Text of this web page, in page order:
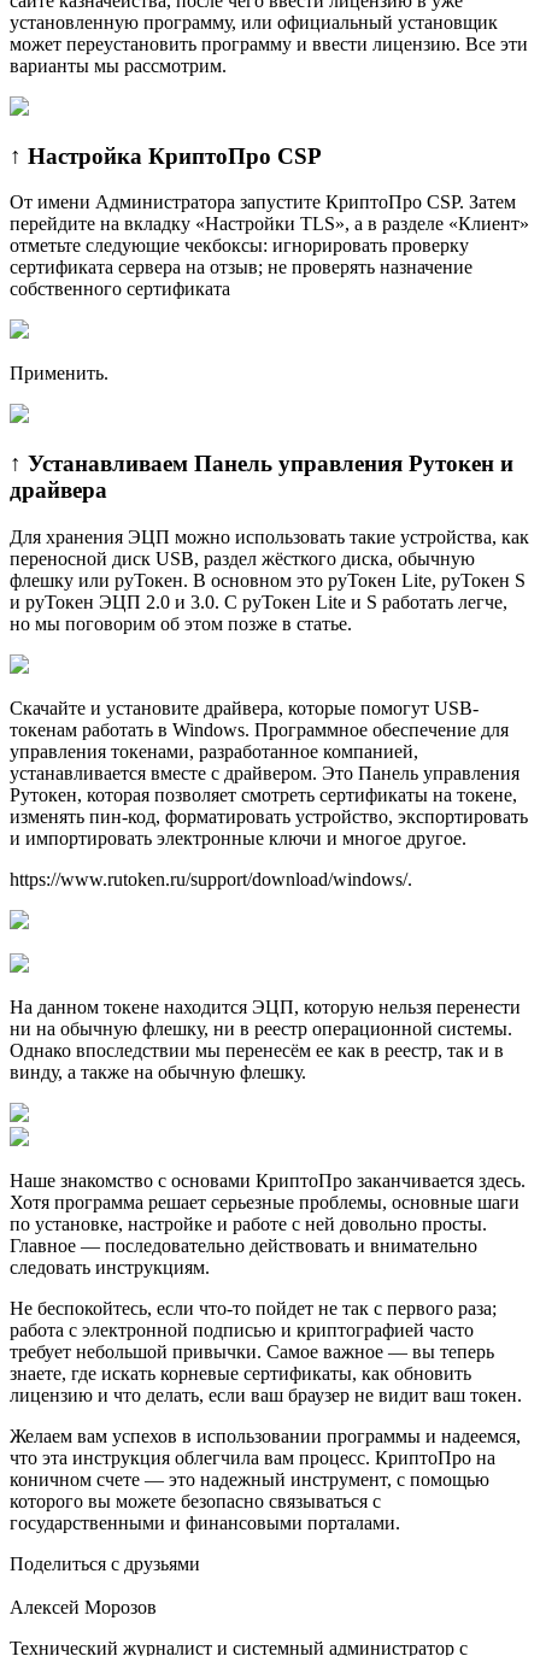
установленную программу, или официальный установщик
может переустановить программу и ввести лицензию. Все эти
варианты мы рассмотрим.
↑ Настройка КриптоПро CSP
От имени Администратора запустите КриптоПро CSP. Затем
перейдите на вкладку «Настройки TLS», а в разделе «Клиент»
отметьте следующие чекбоксы: игнорировать проверку
сертификата сервера на отзыв; не проверять назначение
собственного сертификата
Применить.
↑ Устанавливаем Панель управления Рутокен и
драйвера
Для хранения ЭЦП можно использовать такие устройства, как
переносной диск USB, раздел жёсткого диска, обычную
флешку или руТокен. В основном это руТокен Lite, руТокен S
и руТокен ЭЦП 2.0 и 3.0. С руТокен Lite и S работать легче,
но мы поговорим об этом позже в статье.
Скачайте и установите драйвера, которые помогут USB-
токенам работать в Windows. Программное обеспечение для
управления токенами, разработанное компанией,
устанавливается вместе с драйвером. Это Панель управления
Рутокен, которая позволяет смотреть сертификаты на токене,
изменять пин-код, форматировать устройство, экспортировать
и импортировать электронные ключи и многое другое.
https://www.rutoken.ru/support/download/windows/.
На данном токене находится ЭЦП, которую нельзя перенести
ни на обычную флешку, ни в реестр операционной системы.
Однако впоследствии мы перенесём ее как в реестр, так и в
винду, а также на обычную флешку.
Наше знакомство с основами КриптоПро заканчивается здесь.
Хотя программа решает серьезные проблемы, основные шаги
по установке, настройке и работе с ней довольно просты.
Главное — последовательно действовать и внимательно
следовать инструкциям.
Не беспокойтесь, если что-то пойдет не так с первого раза;
работа с электронной подписью и криптографией часто
требует небольшой привычки. Самое важное — вы теперь
знаете, где искать корневые сертификаты, как обновить
лицензию и что делать, если ваш браузер не видит ваш токен.
Желаем вам успехов в использовании программы и надеемся,
что эта инструкция облегчила вам процесс. КриптоПро на
коничном счете — это надежный инструмент, с помощью
которого вы можете безопасно связываться с
государственными и финансовыми порталами.
Поделиться с друзьями
Алексей Морозов
Технический журналист и системный администратор с